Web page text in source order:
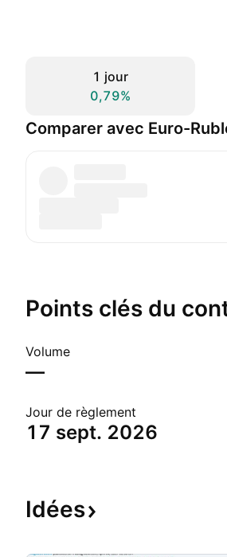
1 jour
0,79%
Comparer avec Euro-
Points clés du
Volume
—
Jour de règlement
17 sept. 2026
Idées